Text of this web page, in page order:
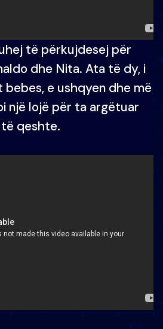
të përkujdesej për
dhe Nita. Ata të dy, i
bebes, e ushqyen dhe më
një lojë për ta argëtuar
të qeshte.